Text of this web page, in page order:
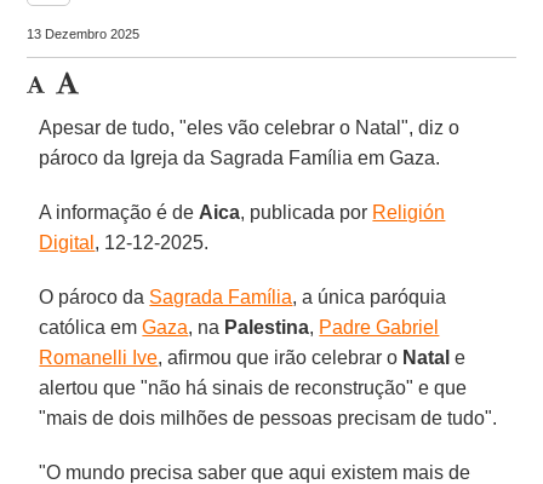
13 Dezembro 2025
Apesar de tudo, "eles vão celebrar o Natal", diz o
pároco da Igreja da Sagrada Família em Gaza.
A informação é de Aica, publicada por Religión
Digital , 12-12-2025.
O pároco da Sagrada Família, a única paróquia
católica emGaza, na Palestina, Padre Gabriel
Romanelli Ive, afirmou que irão celebrar o Natal e
alertou que "não há sinais de reconstrução" e que
"mais de dois milhões de pessoas precisam de tudo".
"O mundo precisa saber que aqui existem mais de